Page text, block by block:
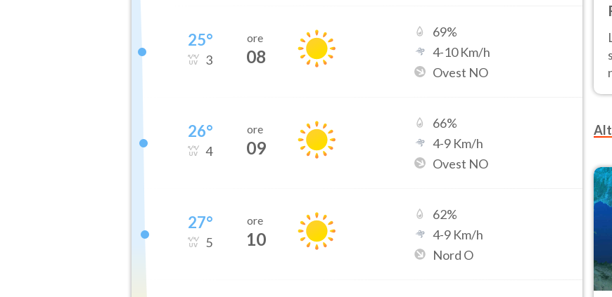
25°
3
ore
08
69%
4-10Km/h
Ovest NO
26°
4
ore
09
66%
4-9 Km/h
Ovest NO
27°
5
ore
10
62%
4-9 Km/h
Nord O